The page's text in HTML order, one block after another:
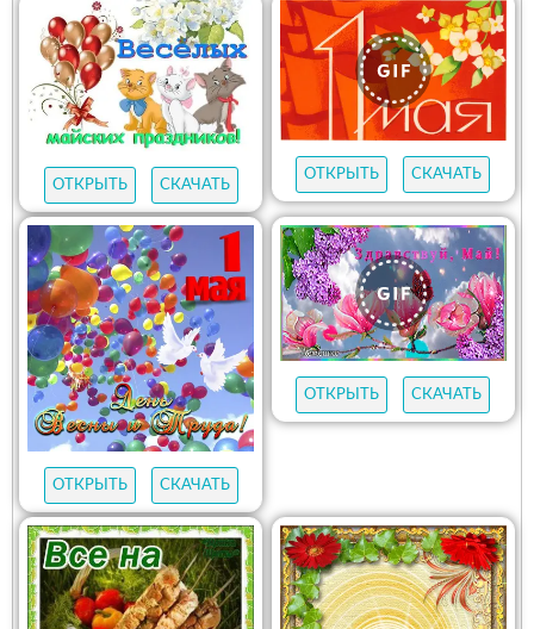
ОТКРЫТЬ СКАЧАТЬ
ОТКРЫТЬ СКАЧАТЬ
ОТКРЫТЬ СКАЧАТЬ
ОТКРЫТЬ СКАЧАТЬ